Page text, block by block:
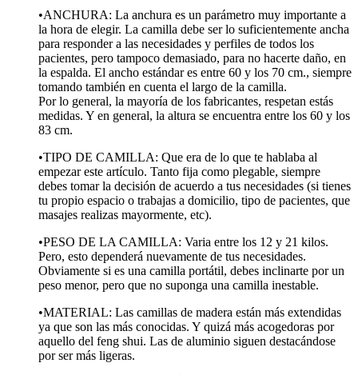
•ANCHURA: La anchura es un parámetro muy importante a
la hora de elegir. La camilla debe ser lo suficientemente ancha
para responder a las necesidades y perfiles de todos los
pacientes, pero tampoco demasiado, para no hacerte daño, en
la espalda. El ancho estándar es entre 60 y los 70 cm., siempre
tomando también en cuenta el largo de la camilla.
Por lo general, la mayoría de los fabricantes, respetan estás
medidas. Y en general, la altura se encuentra entre los 60 y los
83 cm.
•TIPO DE CAMILLA: Que era de lo que te hablaba al
empezar este artículo. Tanto fija como plegable, siempre
debes tomar la decisión de acuerdo a tus necesidades (si tienes
tu propio espacio o trabajas a domicilio, tipo de pacientes, que
masajes realizas mayormente, etc).
•PESO DE LA CAMILLA: Varia entre los 12 y 21 kilos.
Pero, esto dependerá nuevamente de tus necesidades.
Obviamente si es una camilla portátil, debes inclinarte por un
peso menor, pero que no suponga una camilla inestable.
•MATERIAL: Las camillas de madera están más extendidas
ya que son las más conocidas. Y quizá más acogedoras por
aquello del feng shui. Las de aluminio siguen destacándose
por ser más ligeras.